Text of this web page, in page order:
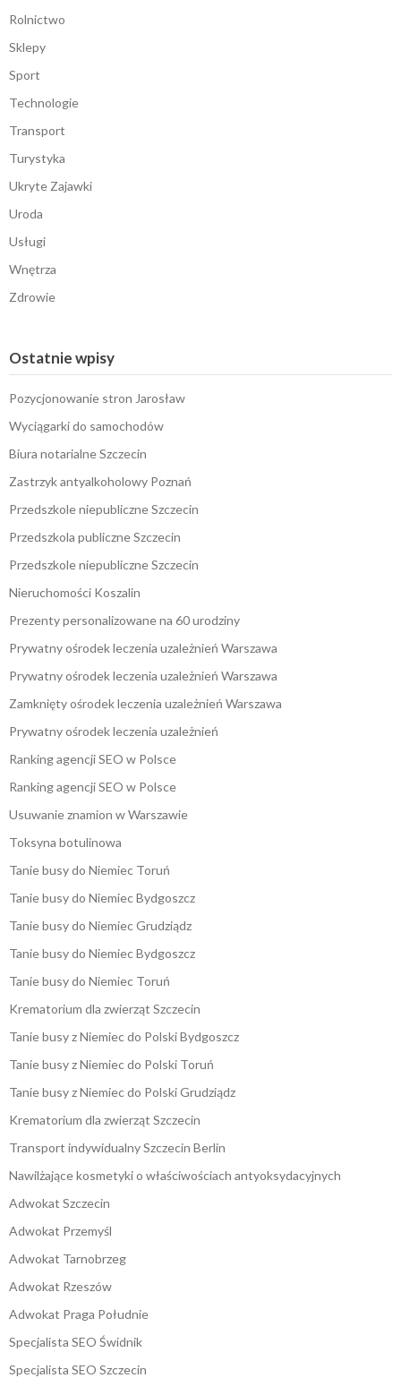
Rolnictwo
Sklepy
Sport
Technologie
Transport
Turystyka
Ukryte Zajawki
Uroda
Usługi
Wnętrza
Zdrowie
Ostatnie wpisy
Pozycjonowanie stron Jarosław
Wyciągarki do samochodów
Biura notarialne Szczecin
Zastrzyk antyalkoholowy Poznań
Przedszkole niepubliczne Szczecin
Przedszkola publiczne Szczecin
Przedszkole niepubliczne Szczecin
Nieruchomości Koszalin
Prezenty personalizowane na 60 urodziny
Prywatny ośrodek leczenia uzależnień Warszawa
Prywatny ośrodek leczenia uzależnień Warszawa
Zamknięty ośrodek leczenia uzależnień Warszawa
Prywatny ośrodek leczenia uzależnień
Ranking agencji SEO w Polsce
Ranking agencji SEO w Polsce
Usuwanie znamion w Warszawie
Toksyna botulinowa
Tanie busy do Niemiec Toruń
Tanie busy do Niemiec Bydgoszcz
Tanie busy do Niemiec Grudziądz
Tanie busy do Niemiec Bydgoszcz
Tanie busy do Niemiec Toruń
Krematorium dla zwierząt Szczecin
Tanie busy z Niemiec do Polski Bydgoszcz
Tanie busy z Niemiec do Polski Toruń
Tanie busy z Niemiec do Polski Grudziądz
Krematorium dla zwierząt Szczecin
Transport indywidualny Szczecin Berlin
Nawilżające kosmetyki o właściwościach antyoksydacyjnych
Adwokat Szczecin
Adwokat Przemyśl
Adwokat Tarnobrzeg
Adwokat Rzeszów
Adwokat Praga Południe
Specjalista SEO Świdnik
Specjalista SEO Szczecin